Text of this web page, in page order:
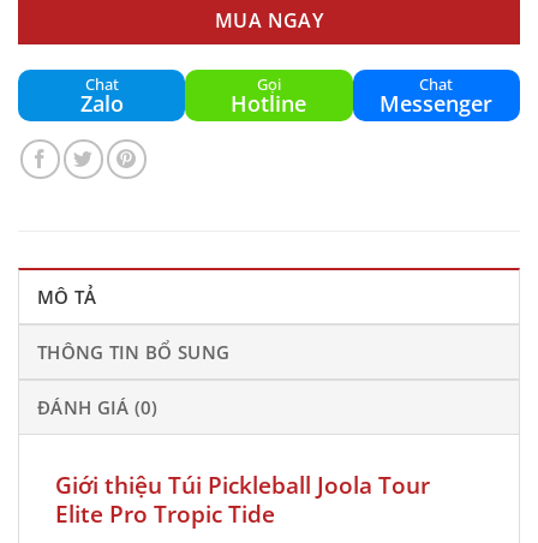
MUA NGAY
Chat
Zalo
Gọi
Hotline
Chat
Messenger
MÔ TẢ
THÔNG TIN BỔ SUNG
ĐÁNH GIÁ (0)
Giới thiệu Túi Pickleball Joola Tour
Elite Pro Tropic Tide